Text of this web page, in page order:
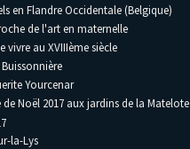
en Flandre Occidentale (Belgique)
de l'art en maternelle
vivre au XVIIIème siècle
Buissonnière
Yourcenar
de Noël 2017 aux jardins de la Matelote
la-Lys